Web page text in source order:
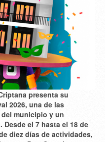
presenta su
2026, una de las
municipio y un
el 7 hasta el 18 de
diez días de actividades,